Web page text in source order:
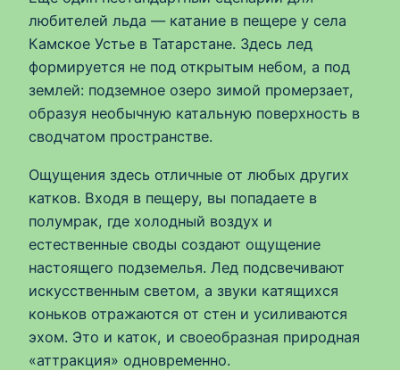
любителей льда — катание в пещере у села
Камское Устье в Татарстане. Здесь лед
формируется не под открытым небом, а под
землей: подземное озеро зимой промерзает,
образуя необычную катальную поверхность в
сводчатом пространстве.
Ощущения здесь отличные от любых других
катков. Входя в пещеру, вы попадаете в
полумрак, где холодный воздух и
естественные своды создают ощущение
настоящего подземелья. Лед подсвечивают
искусственным светом, а звуки катящихся
коньков отражаются от стен и усиливаются
эхом. Это и каток, и своеобразная природная
«аттракция» одновременно.